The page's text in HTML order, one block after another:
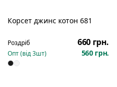
Корсет джинс котон 681
Роздріб 660 грн.
Опт (від3шт) 560 грн.